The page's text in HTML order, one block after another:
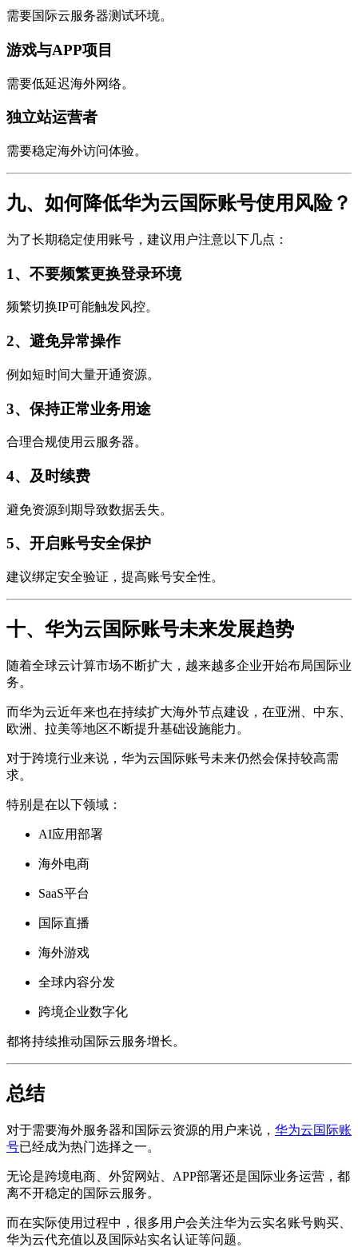
需要国际云服务器测试环境。
游戏与APP项目
需要低延迟海外网络。
独立站运营者
需要稳定海外访问体验。
九、如何降低华为云国际账号使用风险？
为了长期稳定使用账号，建议用户注意以下几点：
1、不要频繁更换登录环境
频繁切换IP可能触发风控。
2、避免异常操作
例如短时间大量开通资源。
3、保持正常业务用途
合理合规使用云服务器。
4、及时续费
避免资源到期导致数据丢失。
5、开启账号安全保护
建议绑定安全验证，提高账号安全性。
十、华为云国际账号未来发展趋势
随着全球云计算市场不断扩大，越来越多企业开始布局国际业
务。
而华为云近年来也在持续扩大海外节点建设，在亚洲、中东、
欧洲、拉美等地区不断提升基础设施能力。
对于跨境行业来说，华为云国际账号未来仍然会保持较高需
求。
特别是在以下领域：
AI应用部署
海外电商
SaaS平台
国际直播
海外游戏
全球内容分发
跨境企业数字化
都将持续推动国际云服务增长。
总结
对于需要海外服务器和国际云资源的用户来说， 华为云国际账
号已经成为热门选择之一。
无论是跨境电商、外贸网站、APP部署还是国际业务运营，都
离不开稳定的国际云服务。
而在实际使用过程中，很多用户会关注华为云实名账号购买、
华为云代充值以及国际站实名认证等问题。